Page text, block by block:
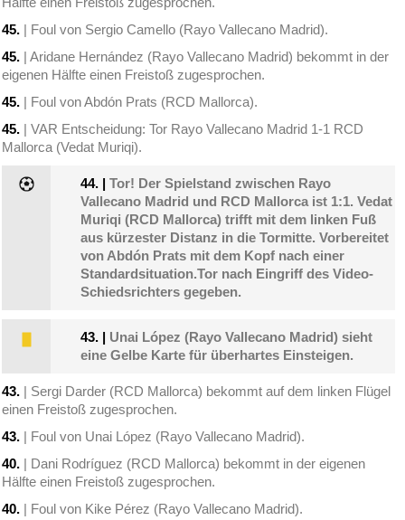
45. | Foul von Sergio Camello (Rayo Vallecano Madrid).
45. | Aridane Hernández (Rayo Vallecano Madrid) bekommt in der
eigenen Hälfte einen Freistoß zugesprochen.
45. | Foul von Abdón Prats (RCD Mallorca).
45. | VAR Entscheidung: Tor Rayo Vallecano Madrid 1-1 RCD
Mallorca (Vedat Muriqi).
44. |Tor! Der Spielstand zwischen Rayo
Vallecano Madrid und RCD Mallorca ist 1:1. Vedat
Muriqi (RCD Mallorca) trifft mit dem linken Fuß
aus kürzester Distanz in die Tormitte. Vorbereitet
von Abdón Prats mit dem Kopf nach einer
Standardsituation.Tor nach Eingriff des Video-
Schiedsrichters gegeben.
43. | Unai López (Rayo Vallecano Madrid) sieht
eine Gelbe Karte für überhartes Einsteigen.
43. | Sergi Darder (RCD Mallorca) bekommt auf dem linken Flügel
einen Freistoß zugesprochen.
43. | Foul von Unai López (Rayo Vallecano Madrid).
40. | Dani Rodríguez (RCD Mallorca) bekommt in der eigenen
Hälfte einen Freistoß zugesprochen.
40. | Foul von Kike Pérez (Rayo Vallecano Madrid).